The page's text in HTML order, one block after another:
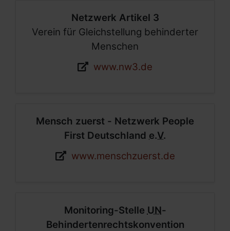
Netzwerk Artikel 3
Verein für Gleichstellung behinderter
Menschen
Webseite:
www.nw3.de
Mensch zuerst - Netzwerk People
First Deutschland e.V.
Webseite:
www.menschzuerst.de
Monitoring-Stelle UN-
Behindertenrechtskonvention